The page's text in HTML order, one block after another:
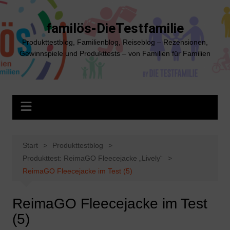
Zum
springen
familös-DieTestfamilie
Produkttestblog, Familienblog, Reiseblog – Rezensionen,
Gewinnspiele und Produkttests – von Familien für Familien
Start
Produkttestblog
Produkttest: ReimaGO Fleecejacke „Lively“
ReimaGO Fleecejacke im Test (5)
ReimaGO Fleecejacke im Test
(5)